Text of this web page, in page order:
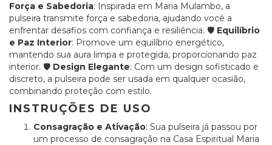
Força e Sabedoria: Inspirada em Maria Mulambo, a
pulseira transmite força e sabedoria, ajudando você a
enfrentar desafios com confiança e resiliência. 🛡️ Equilíbrio
e Paz Interior: Promove um equilíbrio energético,
mantendo sua aura limpa e protegida, proporcionando paz
interior. 🛡️ Design Elegante: Com um design sofisticado e
discreto, a pulseira pode ser usada em qualquer ocasião,
combinando proteção com estilo.
INSTRUÇÕES DE USO
Consagração e Ativação: Sua pulseira já passou por
um processo de consagração na Casa Espiritual Maria